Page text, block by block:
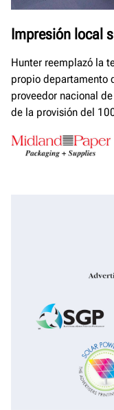
Impresión local
Hunter reemplazó la
propio departamento
proveedor nacional
de la provisión del